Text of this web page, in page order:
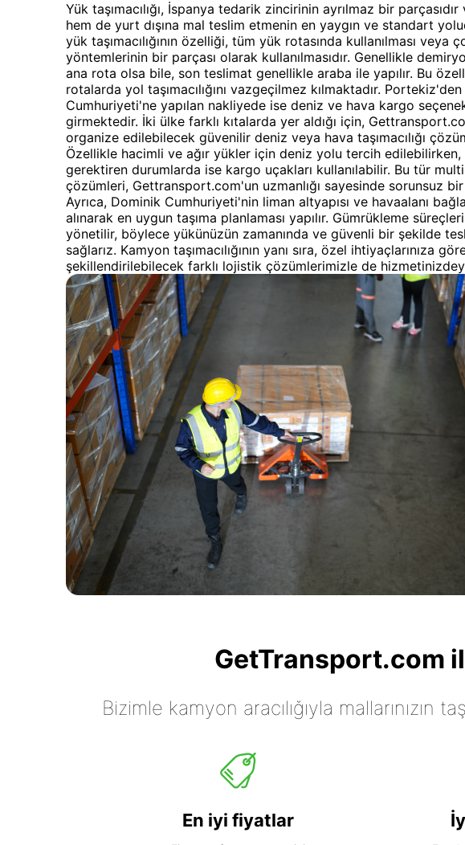
Yük taşımacılığı, İspanya tedarik zincirinin ayrılmaz bir
hem de yurt dışına mal teslim etmenin en yaygın ve standart
yük taşımacılığının özelliği, tüm yük rotasında kullanılması veya
yöntemlerinin bir parçası olarak kullanılmasıdır. Genellikle
ana rota olsa bile, son teslimat genellikle araba ile yapılır. Bu
rotalarda yol taşımacılığını vazgeçilmez kılmaktadır.
Cumhuriyeti'ne yapılan nakliyede ise deniz ve hava kargo
girmektedir. İki ülke farklı kıtalarda yer aldığı için,
organize edilebilecek güvenilir deniz veya hava taşımacılığı
Özellikle hacimli ve ağır yükler için deniz yolu tercih edilebilirken,
gerektiren durumlarda ise kargo uçakları kullanılabilir. Bu tür
çözümleri, Gettransport.com'un uzmanlığı sayesinde sorunsuz bir
Ayrıca, Dominik Cumhuriyeti'nin liman altyapısı ve havaalanı
alınarak en uygun taşıma planlaması yapılır. Gümrükleme
yönetilir, böylece yükünüzün zamanında ve güvenli bir şekilde
sağlarız. Kamyon taşımacılığının yanı sıra, özel ihtiyaçlarınıza
şekillendirilebilecek farklı lojistik çözümlerimizle de
GetTransport.com
Bizimle kamyon aracılığıyla mallarınızın
En iyi fiyatlar